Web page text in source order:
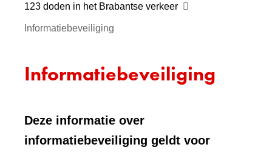
123 doden in het Brabantse verkeer
Informatiebeveiliging
Informatiebeveiliging
Deze informatie over
informatiebeveiliging geldt voor